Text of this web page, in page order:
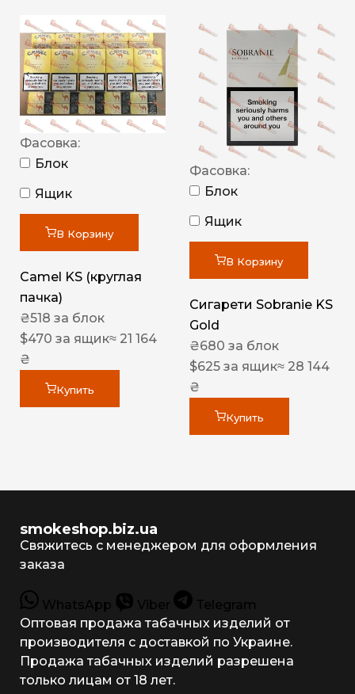
Фасовка:
Блок
Ящик
В Корзину
Camel KS (круглая
пачка)
₴518 за блок
$470 за ящик≈ 21 164
₴
Купить
Фасовка:
Блок
Ящик
В Корзину
Сигарети Sobranie KS
Gold
₴680 за блок
$625 за ящик≈ 28 144
₴
Купить
smokeshop.biz.ua
Свяжитесь с менеджером для оформления
заказа
WhatsApp Viber
Telegram
Оптовая продажа табачных изделий от
производителя с доставкой по Украине.
Продажа табачных изделий разрешена
только лицам от 18 лет.